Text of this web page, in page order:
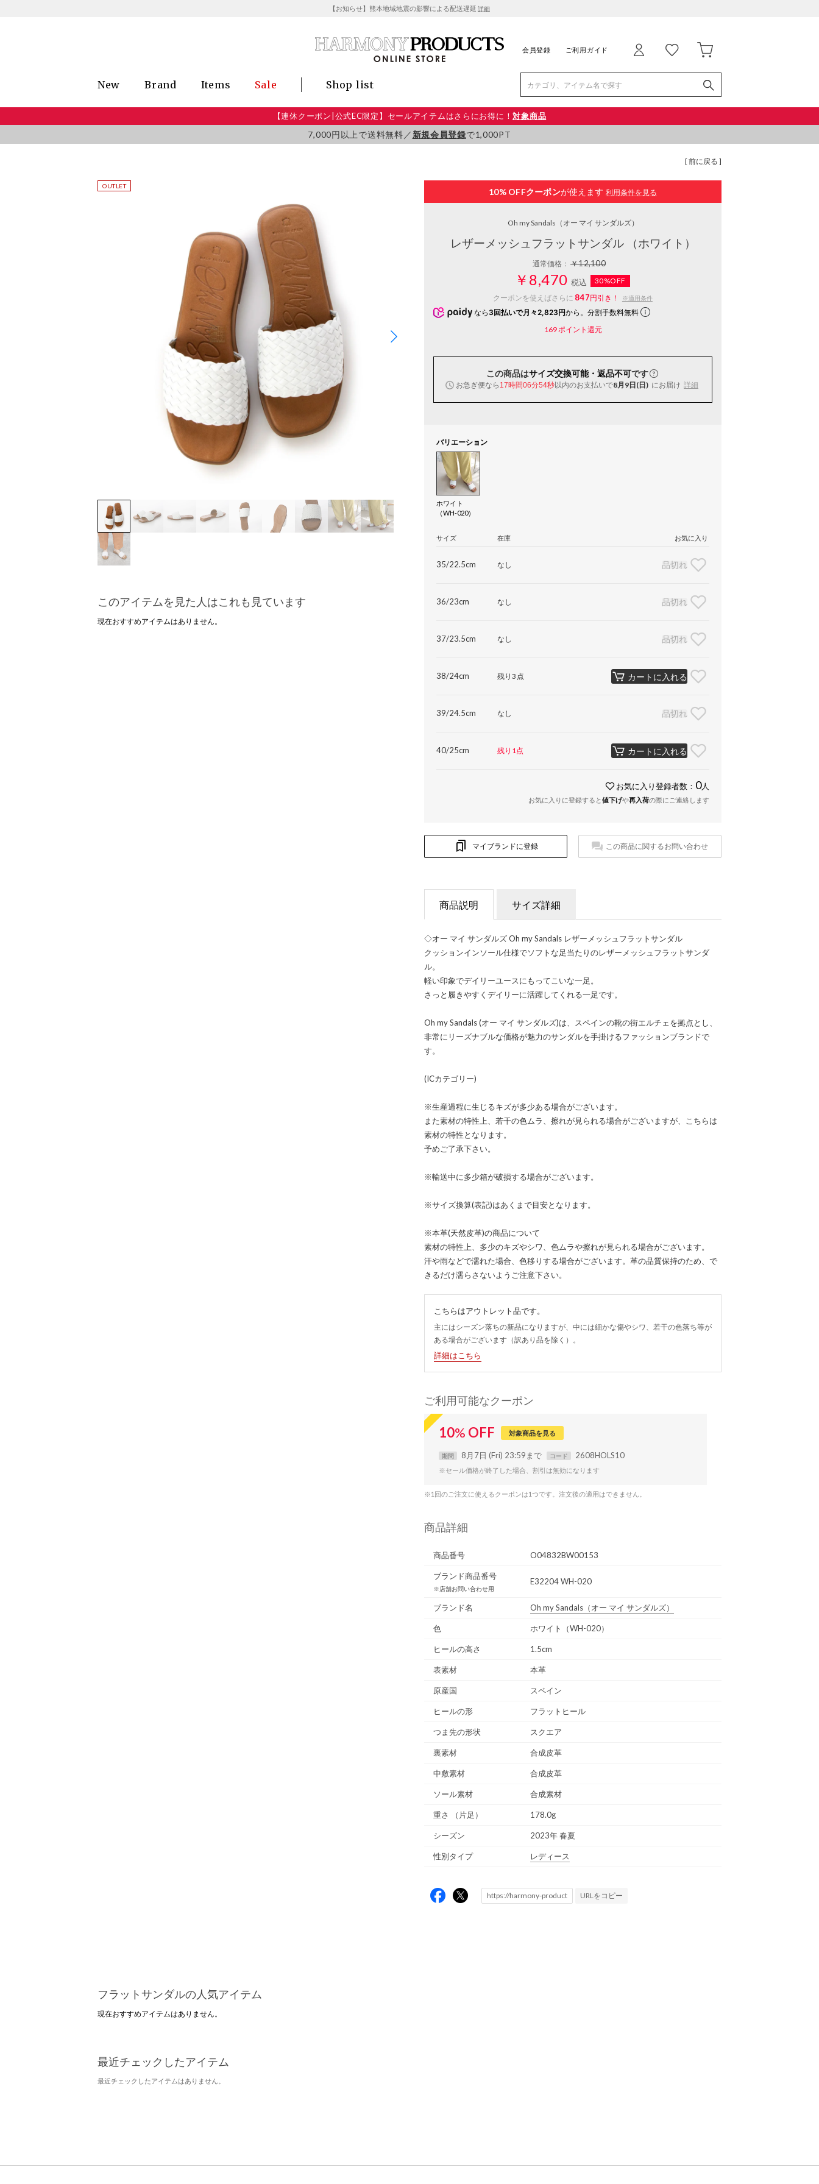
【お知らせ】熊本地域地震の影響による配送遅延 詳細
会員登録 ご利用ガイド
New Brand Items Sale Shop list
【連休クーポン|公式EC限定】セールアイテムはさらにお得に！対象商品
7,000円以上で送料無料／ 新規会員登録で1,000PT
[ 前に戻る ]
このアイテムを見た人はこれも見ています
現在おすすめアイテムはありません。
10% OFFクーポンが使えます 利用条件を見る
Oh my Sandals （オー マイ サンダルズ）
レザーメッシュフラットサンダル （ホワイト）
通常価格：￥12,100
￥8,470 税込
30%OFF
クーポンを使えばさらに 847円引き！ ※適用条件
なら 3回払いで月々2,823円から。分割手数料無料
169ポイント還元
この商品はサイズ交換可能・返品不可です
お急ぎ便なら 17時間06分53秒以内のお支払いで8月9日(日) にお届け 詳細
バリエーション
ホワイト
（WH-020）
サイズ 在庫 お気に入り
35/22.5cm なし 品切れ
36/23cm なし 品切れ
37/23.5cm なし 品切れ
38/24cm 残り3点 カートに入れる
39/24.5cm なし 品切れ
40/25cm 残り1点 カートに入れる
お気に入り登録者数： 0人
お気に入りに登録すると値下げや再入荷の際にご連絡します
マイブランドに登録 この商品に関するお問い合わせ
商品説明 サイズ詳細
◇オー マイ サンダルズ Oh my Sandals レザーメッシュフラットサンダル
クッションインソール仕様でソフトな足当たりのレザーメッシュフラットサンダ
ル。
軽い印象でデイリーユースにもってこいな一足。
さっと履きやすくデイリーに活躍してくれる一足です。
Oh my Sandals (オー マイ サンダルズ)は、スペインの靴の街エルチェを拠点とし、
非常にリーズナブルな価格が魅力のサンダルを手掛けるファッションブランドで
す。
(ICカテゴリー)
※生産過程に生じるキズが多少ある場合がございます。
また素材の特性上、若干の色ムラ、擦れが見られる場合がございますが、こちらは
素材の特性となります。
予めご了承下さい。
※輸送中に多少箱が破損する場合がございます。
※サイズ換算(表記)はあくまで目安となります。
※本革(天然皮革)の商品について
素材の特性上、多少のキズやシワ、色ムラや擦れが見られる場合がございます。
汗や雨などで濡れた場合、色移りする場合がございます。革の品質保持のため、で
きるだけ濡らさないようご注意下さい。
こちらはアウトレット品です。
主にはシーズン落ちの新品になりますが、中には細かな傷やシワ、若干の色落ち等が
ある場合がございます（訳あり品を除く）。
詳細はこちら
ご利用可能なクーポン
10% OFF 対象商品を見る
期間 8月7日 (Fri) 23:59まで コード 2608HOLS10
※セール価格が終了した場合、割引は無効になります
※1回のご注文に使えるクーポンは1つです。注文後の適用はできません。
商品詳細
商品番号 O04832BW00153
ブランド商品番号
※店舗お問い合わせ用
E32204 WH-020
ブランド名 Oh my Sandals （オー マイ サンダルズ）
色 ホワイト（WH-020）
ヒールの高さ 1.5cm
表素材 本革
原産国 スペイン
ヒールの形 フラットヒール
つま先の形状 スクエア
裏素材 合成皮革
中敷素材 合成皮革
ソール素材 合成素材
重さ （片足） 178.0g
シーズン 2023年 春夏
性別タイプ レディース
URLをコピー
フラットサンダルの人気アイテム
現在おすすめアイテムはありません。
最近チェックしたアイテム
最近チェックしたアイテムはありません。